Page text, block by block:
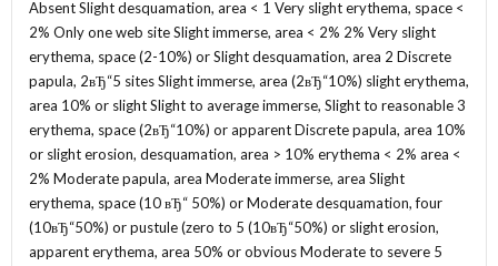
Absent Slight desquamation, area < 1 Very slight erythema, space <
2% Only one web site Slight immerse, area < 2% 2% Very slight
erythema, space (2-10%) or Slight desquamation, area 2 Discrete
papula, 2вЂ“5 sites Slight immerse, area (2вЂ“10%) slight erythema,
area 10% or slight Slight to average immerse, Slight to reasonable 3
erythema, space (2вЂ“10%) or apparent Discrete papula, area 10%
or slight erosion, desquamation, area > 10% erythema < 2% area <
2% Moderate papula, area Moderate immerse, area Slight
erythema, space (10 вЂ“ 50%) or Moderate desquamation, four
(10вЂ“50%) or pustule (zero to 5 (10вЂ“50%) or slight erosion,
apparent erythema, area 50% or obvious Moderate to severe 5